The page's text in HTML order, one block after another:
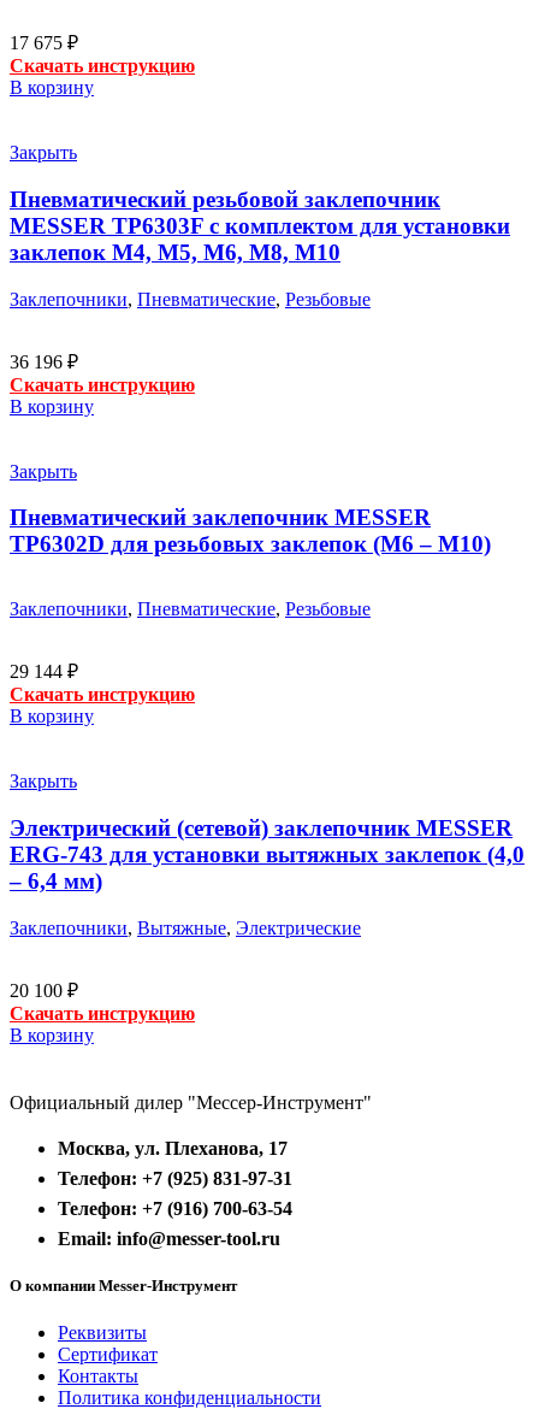
17 675 ₽
Скачать инструкцию
В корзину
Закрыть
Пневматический резьбовой заклепочник
MESSER TP6303F с комплектом для установки
заклепок М4, М5, М6, М8, М10
Заклепочники, Пневматические, Резьбовые
36 196 ₽
Скачать инструкцию
В корзину
Закрыть
Пневматический заклепочник MESSER
TP6302D для резьбовых заклепок (М6 – М10)
Заклепочники, Пневматические, Резьбовые
29 144 ₽
Скачать инструкцию
В корзину
Закрыть
Электрический (сетевой) заклепочник MESSER
ERG-743 для установки вытяжных заклепок (4,0
– 6,4 мм)
Заклепочники, Вытяжные, Электрические
20 100 ₽
Скачать инструкцию
В корзину
Официальный дилер "Мессер-Инструмент"
Москва, ул. Плеханова, 17
Телефон: +7 (925) 831-97-31
Телефон: +7 (916) 700-63-54
Email: info@messer-tool.ru
О компании Messer-Инструмент
Реквизиты
Сертификат
Контакты
Политика конфиденциальности